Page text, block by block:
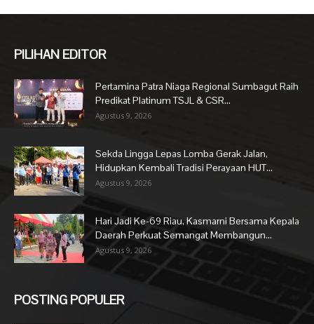
PILIHAN EDITOR
Pertamina Patra Niaga Regional Sumbagut Raih
Predikat Platinum TSJL & CSR...
Agustus 9, 2026
Sekda Lingga Lepas Lomba Gerak Jalan,
Hidupkan Kembali Tradisi Perayaan HUT...
Agustus 9, 2026
Hari Jadi Ke-69 Riau, Kasmarni Bersama Kepala
Daerah Perkuat Semangat Membangun...
Agustus 9, 2026
POSTING POPULER